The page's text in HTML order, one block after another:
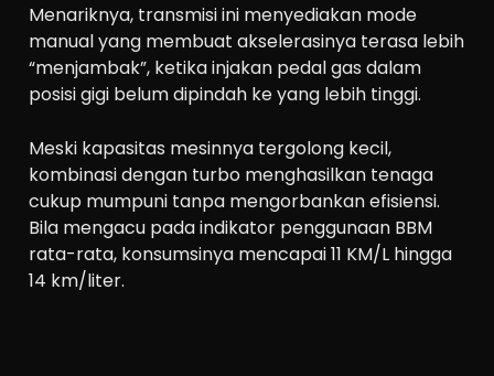
Menariknya, transmisi ini menyediakan mode
manual yang membuat akselerasinya terasa lebih
“menjambak”, ketika injakan pedal gas dalam
posisi gigi belum dipindah ke yang lebih tinggi.
Meski kapasitas mesinnya tergolong kecil,
kombinasi dengan turbo menghasilkan tenaga
cukup mumpuni tanpa mengorbankan efisiensi.
Bila mengacu pada indikator penggunaan BBM
rata-rata, konsumsinya mencapai 11 KM/L hingga
14 km/liter.